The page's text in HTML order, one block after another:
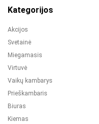
Kategorijos
Akcijos
Svetainė
Miegamasis
Virtuvė
Vaikų kambarys
Prieškambaris
Biuras
Kiemas